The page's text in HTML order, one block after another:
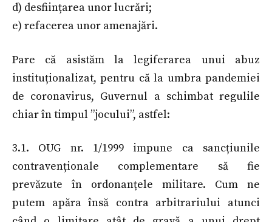
d) desființarea unor lucrări;
e) refacerea unor amenajări.
Pare că asistăm la legiferarea unui abuz
instituționalizat, pentru că la umbra pandemiei
de coronavirus, Guvernul a schimbat regulile
chiar în timpul ”jocului”, astfel:
3.1. OUG nr. 1/1999 impune ca sancțiunile
contravenționale complementare să fie
prevăzute în ordonanțele militare. Cum ne
putem apăra însă contra arbitrariului atunci